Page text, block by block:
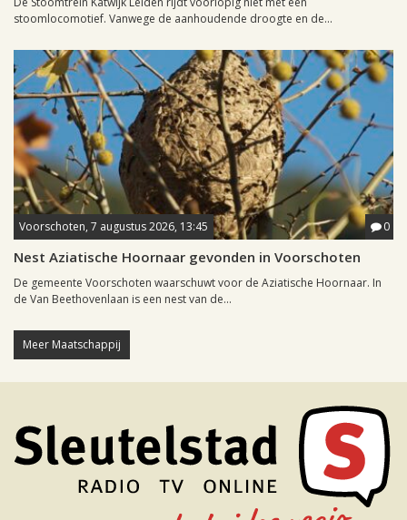
stoomlocomotief. Vanwege de aanhoudende droogte en de...
Voorschoten, 7 augustus 2026, 13:45 0
Nest Aziatische Hoornaar gevonden in Voorschoten
De gemeente Voorschoten waarschuwt voor de Aziatische Hoornaar. In
de Van Beethovenlaan is een nest van de...
Meer Maatschappij